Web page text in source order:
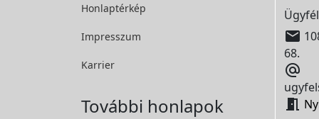
Honlaptérkép
Impresszum
Karrier
További honlapok

68.

